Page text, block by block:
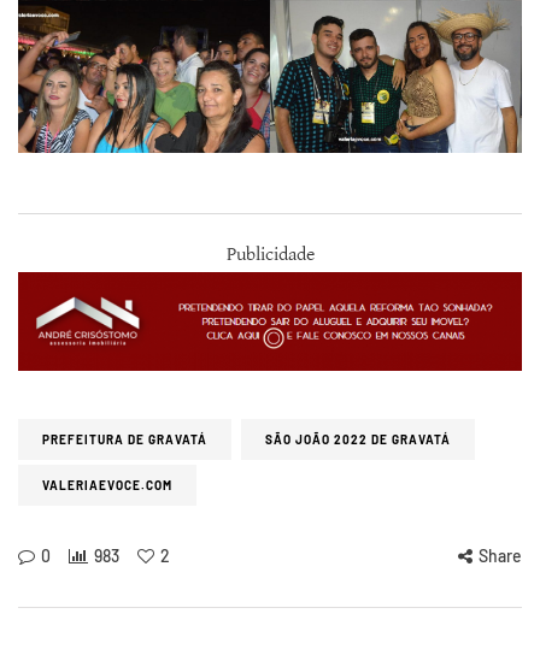
Publicidade
PREFEITURA DE GRAVATÁ SÃO JOÃO 2022 DE GRAVATÁ
VALERIAEVOCE.COM
0 983 2 Share